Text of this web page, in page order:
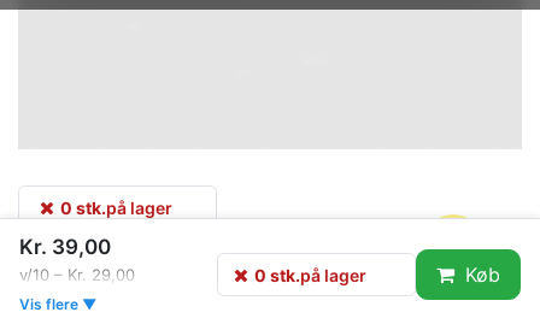
0 stk.på lager
Tekniske data
Kr. 39,00
v/10 – Kr. 29,00
Vis flere ▼
0 stk.på lager Køb